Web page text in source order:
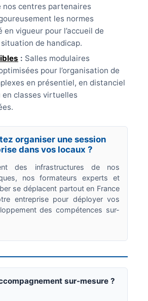
nos centres partenaires
les normes
en vigueur pour l’accueil de
de handicap.
: Salles modulaires
pour l’organisation de
en présentiel, en distanciel
en classes virtuelles
organiser une session
dans vos locaux ?
des infrastructures de nos
nos formateurs experts et
se déplacent partout en France
entreprise pour déployer vos
des compétences sur-
sur-mesure ?